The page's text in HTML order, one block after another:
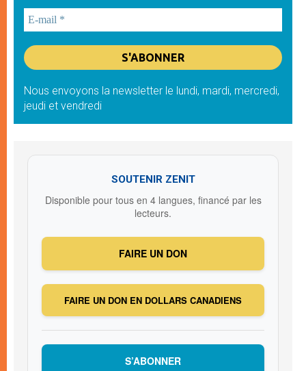
Nous envoyons la newsletter le lundi, mardi, mercredi,
jeudi et vendredi
SOUTENIR ZENIT
Disponible pour tous en 4 langues, financé par les
lecteurs.
FAIRE UN DON
FAIRE UN DON EN DOLLARS CANADIENS
S’ABONNER